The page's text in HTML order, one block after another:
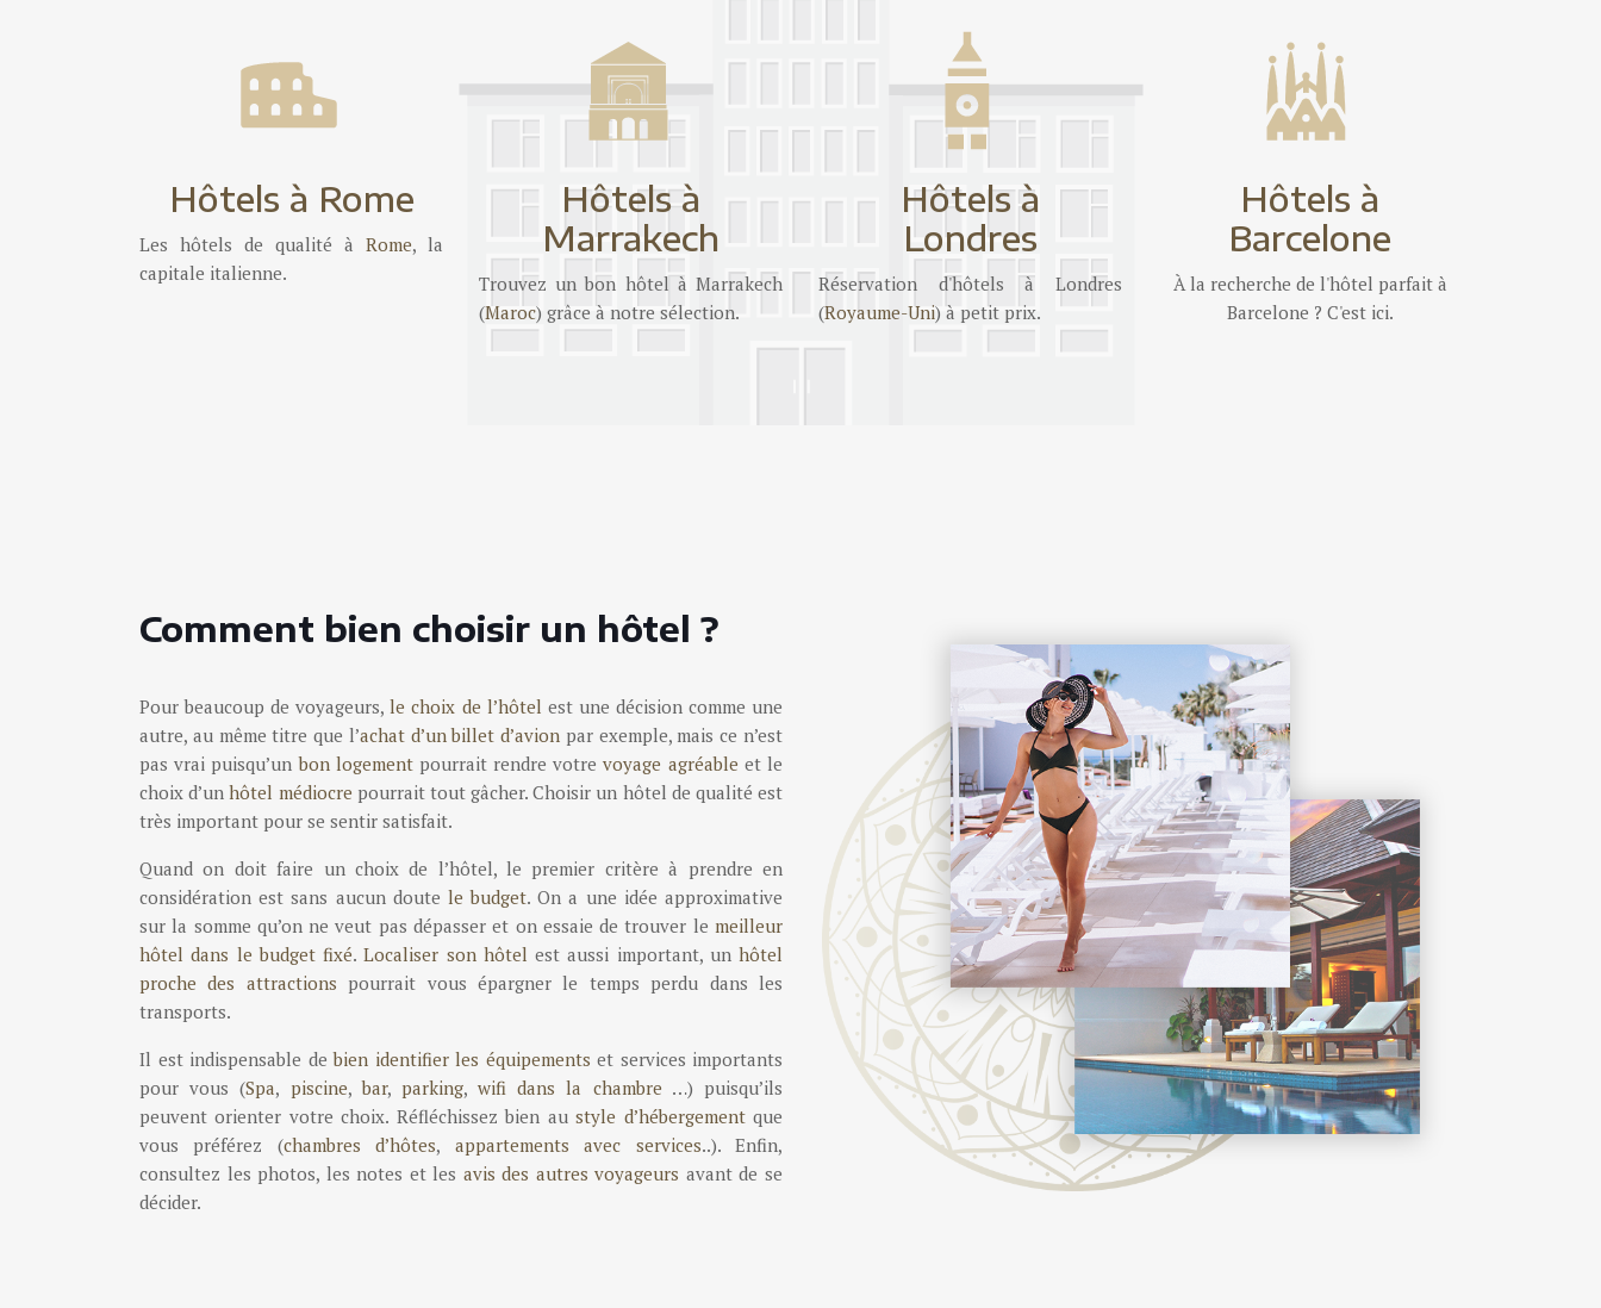
Hôtels à Rome
Les hôtels de qualité à Rome, la
capitale italienne.
Hôtels à
Marrakech
Trouvez un bon hôtel à Marrakech
(Maroc) grâce à notre sélection.
Hôtels à
Londres
Réservation d'hôtels à Londres
(Royaume-Uni) à petit prix.
Hôtels à
Barcelone
À la recherche de l'hôtel parfait à
Barcelone ? C'est ici.
Comment bien choisir un hôtel ?
Pour beaucoup de voyageurs,le choix de l’hôtel est une décision comme une
autre, au même titre que l’achat d’un billet d’avion par exemple, mais ce n’est
pas vrai puisqu’un bon logementpourrait rendre votrevoyage agréable et le
choix d’unhôtel médiocre pourrait tout gâcher. Choisir un hôtel de qualité est
très important pour se sentir satisfait.
Quand on doit faire un choix de l’hôtel, le premier critère à prendre en
considération est sans aucun doute le budget. On a une idée approximative
sur la somme qu’on ne veut pas dépasser et on essaie de trouver le meilleur
hôtel dans le budget fixé.Localiser son hôtel est aussi important, unhôtel
proche des attractions pourrait vous épargner le temps perdu dans les
transports.
Il est indispensable debien identifier les équipements et services importants
pour vous (Spa, piscine,bar, parking,wifi dans la chambre …) puisqu’ils
peuvent orienter votre choix. Réfléchissez bien austyle d’hébergementque
vous préférez (chambres d’hôtes, appartements avec services..). Enfin,
consultez les photos, les notes et les avis des autres voyageurs avant de se
décider.